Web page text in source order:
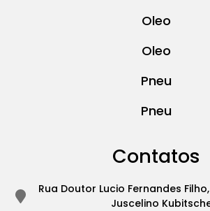
Oleo
Oleo
Pneu
Pneu
Contatos
Rua Doutor Lucio Fernandes
Juscelino